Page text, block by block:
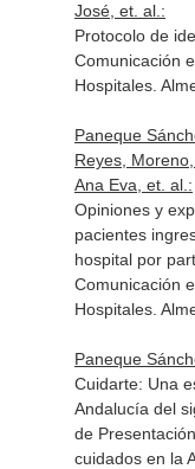
José, et. al.:
Protocolo de
Comunicación
Hospitales.
Paneque
Reyes,
Ana Eva, et. al.:
Opiniones y
pacientes
hospital por
Comunicación
Hospitales.
Paneque
Cuidarte: Una
Andalucía del
de
cuidados en la